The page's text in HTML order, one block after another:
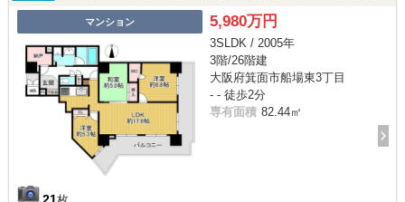
マンション 5,980万円
3SLDK / 2005年
3階/26階建
大阪府箕面市船場東3丁目
- - 徒歩2分
専有面積 82.44㎡